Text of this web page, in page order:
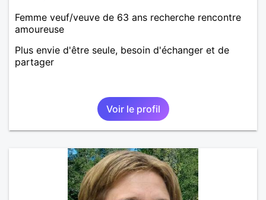
Femme veuf/veuve de 63 ans recherche rencontre
amoureuse
Plus envie d'être seule, besoin d'échanger et de
partager
Voir le profil